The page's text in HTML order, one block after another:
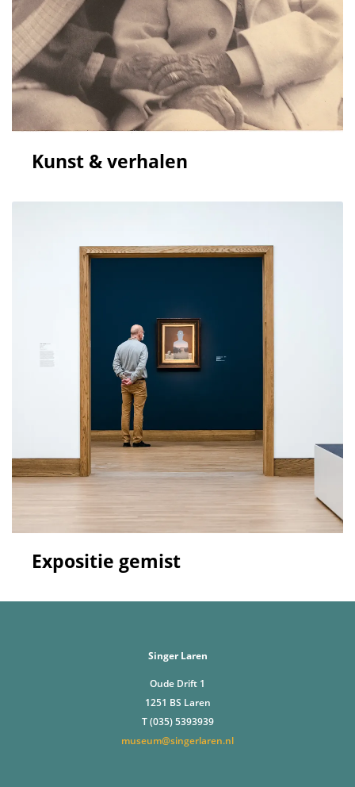
Kunst & verhalen
Expositie gemist
Singer Laren
Oude Drift 1
1251 BS Laren
T (035) 5393939
museum@singerlaren.nl